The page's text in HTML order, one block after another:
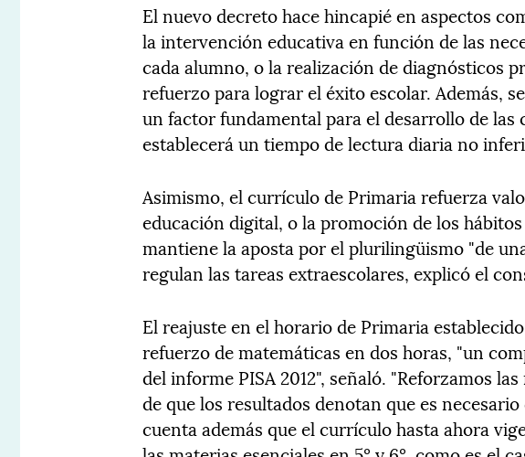
El nuevo decreto hace hincapié en aspectos
la intervención educativa en función de las
cada alumno, o la realización de diagnósticos
refuerzo para lograr el éxito escolar. Además,
un factor fundamental para el desarrollo de las
establecerá un tiempo de lectura diaria no
Asimismo, el currículo de Primaria refuerza
educación digital, o la promoción de los
mantiene la aposta por el plurilingüismo "de
regulan las tareas extraescolares, explicó el
El reajuste en el horario de Primaria
refuerzo de matemáticas en dos horas, "un
del informe PISA 2012", señaló. "Reforzamos
de que los resultados denotan que es
cuenta además que el currículo hasta ahora